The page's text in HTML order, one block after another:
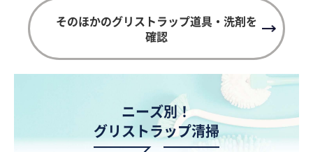
そのほかのグリストラップ道具・洗剤を
確認
ニーズ別！
グリストラップ清掃